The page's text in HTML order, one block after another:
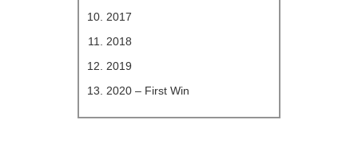
2017
2018
2019
2020 – First Win